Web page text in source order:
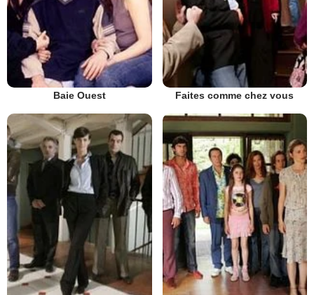
Baie Ouest Faites comme chez vous